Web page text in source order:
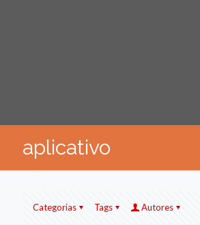
aplicativo
Categorias Tags Autores